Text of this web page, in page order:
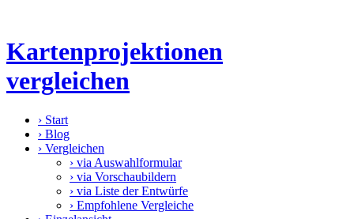
Kartenprojektionen
vergleichen
› Start
› Blog
› Vergleichen
› via Auswahlformular
› via Vorschaubildern
› via Liste der Entwürfe
› Empfohlene Vergleiche